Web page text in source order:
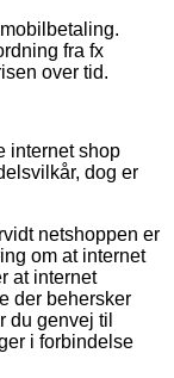
fra fx
over tid.
internet shop
dog er
netshoppen er
om at internet
at internet
der behersker
du genvej til
i forbindelse